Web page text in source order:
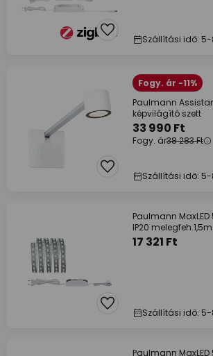
Szállítási idő:
Fogy. ár -11%
Paulmann
képvilágító szett
33 990 Ft
Fogy. ár38 283 Ft
Szállítási idő:
Paulmann
IP20 melegfeh.1,5m
17 321 Ft
Szállítási idő:
Paulmann